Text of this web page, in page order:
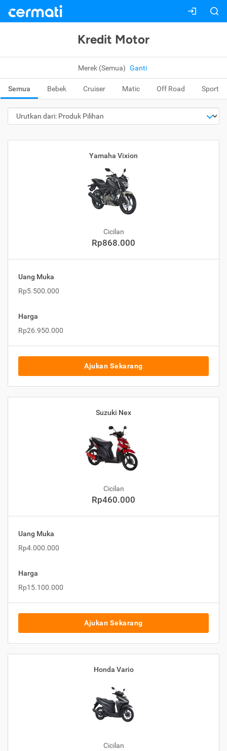
Kredit Motor
Merek (Semua) Ganti
Semua Bebek Cruiser Matic Off Road Sport
Yamaha Vixion
Cicilan
Rp868.000
Uang Muka
Rp5.500.000
Harga
Rp26.950.000
Ajukan Sekarang
Suzuki Nex
Cicilan
Rp460.000
Uang Muka
Rp4.000.000
Harga
Rp15.100.000
Ajukan Sekarang
Honda Vario
Cicilan